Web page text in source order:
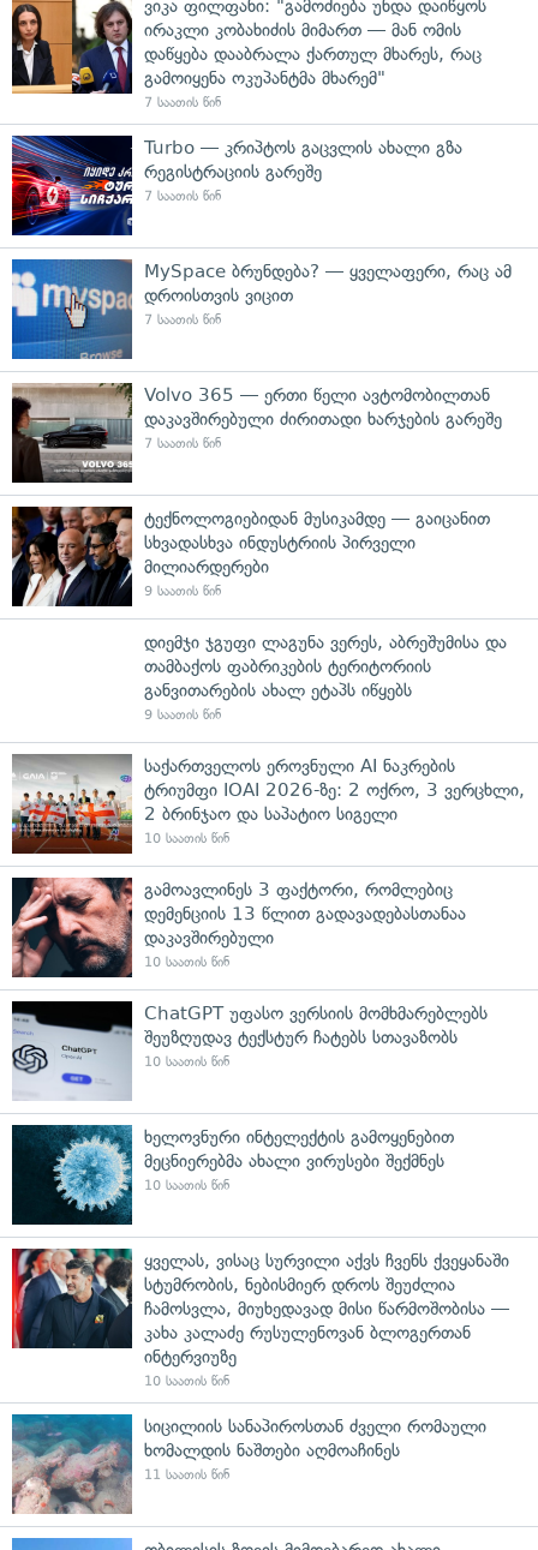
ვიკა ფილფანი: "გამოძიება უნდა დაიწყოს
ირაკლი კობახიძის მიმართ — მან ომის
დაწყება დააბრალა ქართულ მხარეს, რაც
გამოიყენა ოკუპანტმა მხარემ"
7 საათის წინ
Turbo — კრიპტოს გაცვლის ახალი გზა
რეგისტრაციის გარეშე
7 საათის წინ
MySpace ბრუნდება? — ყველაფერი, რაც ამ
დროისთვის ვიცით
7 საათის წინ
Volvo 365 — ერთი წელი ავტომობილთან
დაკავშირებული ძირითადი ხარჯების გარეშე
7 საათის წინ
ტექნოლოგიებიდან მუსიკამდე — გაიცანით
სხვადასხვა ინდუსტრიის პირველი
მილიარდერები
9 საათის წინ
დიემჯი ჯგუფი ლაგუნა ვერეს, აბრეშუმისა და
თამბაქოს ფაბრიკების ტერიტორიის
განვითარების ახალ ეტაპს იწყებს
9 საათის წინ
საქართველოს ეროვნული AI ნაკრების
ტრიუმფი IOAI 2026-ზე: 2 ოქრო, 3 ვერცხლი,
2 ბრინჯაო და საპატიო სიგელი
10 საათის წინ
გამოავლინეს 3 ფაქტორი, რომლებიც
დემენციის 13 წლით გადავადებასთანაა
დაკავშირებული
10 საათის წინ
ChatGPT უფასო ვერსიის მომხმარებლებს
შეუზღუდავ ტექსტურ ჩატებს სთავაზობს
10 საათის წინ
ხელოვნური ინტელექტის გამოყენებით
მეცნიერებმა ახალი ვირუსები შექმნეს
10 საათის წინ
ყველას, ვისაც სურვილი აქვს ჩვენს ქვეყანაში
სტუმრობის, ნებისმიერ დროს შეუძლია
ჩამოსვლა, მიუხედავად მისი წარმოშობისა —
კახა კალაძე რუსულენოვან ბლოგერთან
ინტერვიუზე
10 საათის წინ
სიცილიის სანაპიროსთან ძველი რომაული
ხომალდის ნაშთები აღმოაჩინეს
11 საათის წინ